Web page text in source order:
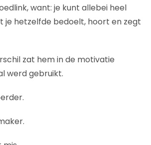
want: je kunt allebei heel
je hetzelfde bedoelt, hoort en zegt
zat hem in de motivatie
werd gebruikt.